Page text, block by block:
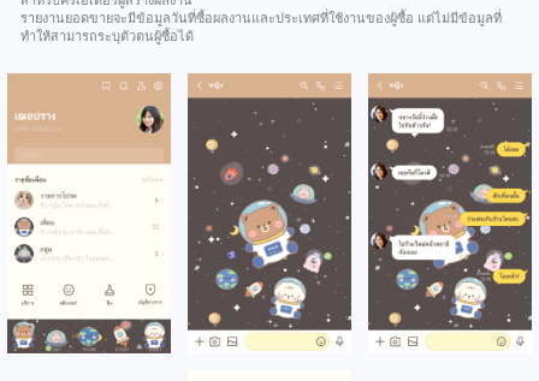
รายงานยอดขายจะมีข้อมูลวันที่ซื้อผลงานและประเทศที่ใช้งานของผู้ซื้อ แต่ไม่มีข้อมูลที่
ทำให้สามารถระบุตัวตนผู้ซื้อได้